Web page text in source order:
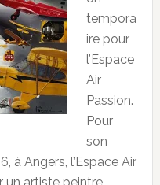
tempora
ire pour
l’Espace
Air
Passion.
Pour
son
à Angers, l’Espace Air